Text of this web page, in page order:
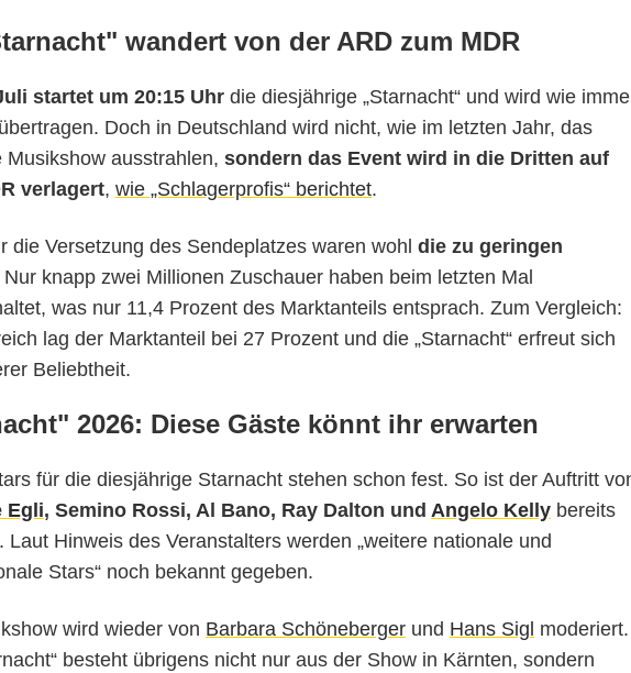
wandert von der ARD zum MDR
startet um 20:15 Uhr die diesjährige „Starnacht“ und wird wie
Doch in Deutschland wird nicht, wie im letzten Jahr, das
Musikshow ausstrahlen, sondern das Event wird in die Dritten auf
verlagert, wie „Schlagerprofis“ berichtet.
die Versetzung des Sendeplatzes waren wohl die zu geringen
Nur knapp zwei Millionen Zuschauer haben beim letzten Mal
was nur 11,4 Prozent des Marktanteils entsprach. Zum Vergleich:
lag der Marktanteil bei 27 Prozent und die „Starnacht“ erfreut sich
Beliebtheit.
2026: Diese Gäste könnt ihr erwarten
für die diesjährige Starnacht stehen schon fest. So ist der Auftritt
Egli, Semino Rossi, Al Bano, Ray Dalton und Angelo Kelly bereits
Laut Hinweis des Veranstalters werden „weitere nationale und
Stars“ noch bekannt gegeben.
wird wieder von Barbara Schöneberger und Hans Sigl moderiert.
besteht übrigens nicht nur aus der Show in Kärnten, sondern